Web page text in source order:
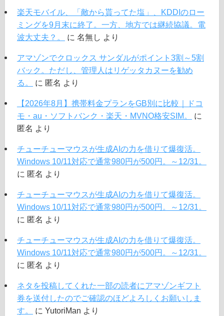
楽天モバイル、「敵から貰ってた塩」、KDDIのロー
ミングを9月末に終了。一方、地方では継続協議。電
波大丈夫？。
に 名無し より
アマゾンでクロックス サンダルがポイント3割～5割
バック。ただし、管理人はリゲッタカヌーを勧め
る。
に 匿名 より
【2026年8月】携帯料金プランをGB別に比較｜ドコ
モ・au・ソフトバンク・楽天・MVNO格安SIM。
に
匿名 より
チューチューマウスが生成AIの力を借りて爆復活。
Windows 10/11対応で通常980円が500円。～12/31。
に 匿名 より
チューチューマウスが生成AIの力を借りて爆復活。
Windows 10/11対応で通常980円が500円。～12/31。
に 匿名 より
チューチューマウスが生成AIの力を借りて爆復活。
Windows 10/11対応で通常980円が500円。～12/31。
に 匿名 より
ネタを投稿してくれた一部の読者にアマゾンギフト
券を送付したのでご確認のほどよろしくお願いしま
す。
に YutoriMan より